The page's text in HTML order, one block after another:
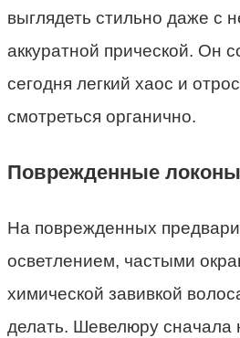
выглядеть стильно даже с
аккуратной прической. Он
сегодня легкий хаос и
смотреться органично.
Поврежденные локоны
На поврежденных
осветлением, частыми
химической завивкой
делать. Шевелюру сначала